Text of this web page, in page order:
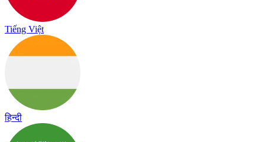
Tiếng Việt
हिन्दी